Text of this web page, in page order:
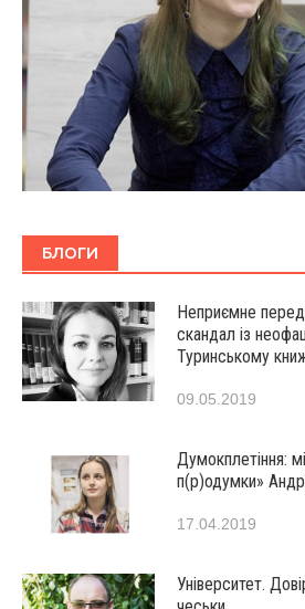
БЛОГИ
Неприємне
скандал із
Туринському
09.05.2019
Думокплетіння:
п(р)одумки»
17.04.2019
Університет.